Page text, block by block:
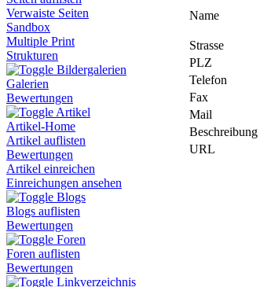
Verwaiste Seiten
Sandbox
Multiple Print
Strukturen
Bildergalerien
Galerien
Bewertungen
Artikel
Artikel-Home
Artikel auflisten
Bewertungen
Artikel einreichen
Einreichungen ansehen
Blogs
Blogs auflisten
Bewertungen
Foren
Foren auflisten
Bewertungen
Linkverzeichnis
Name
Strasse
PLZ
Telefon
Fax
Mail
Beschreibung
URL